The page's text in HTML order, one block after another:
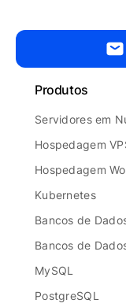
Produtos
Servidores em
Hospedagem
Hospedagem
Kubernetes
Bancos de
Bancos de
MySQL
PostgreSQL